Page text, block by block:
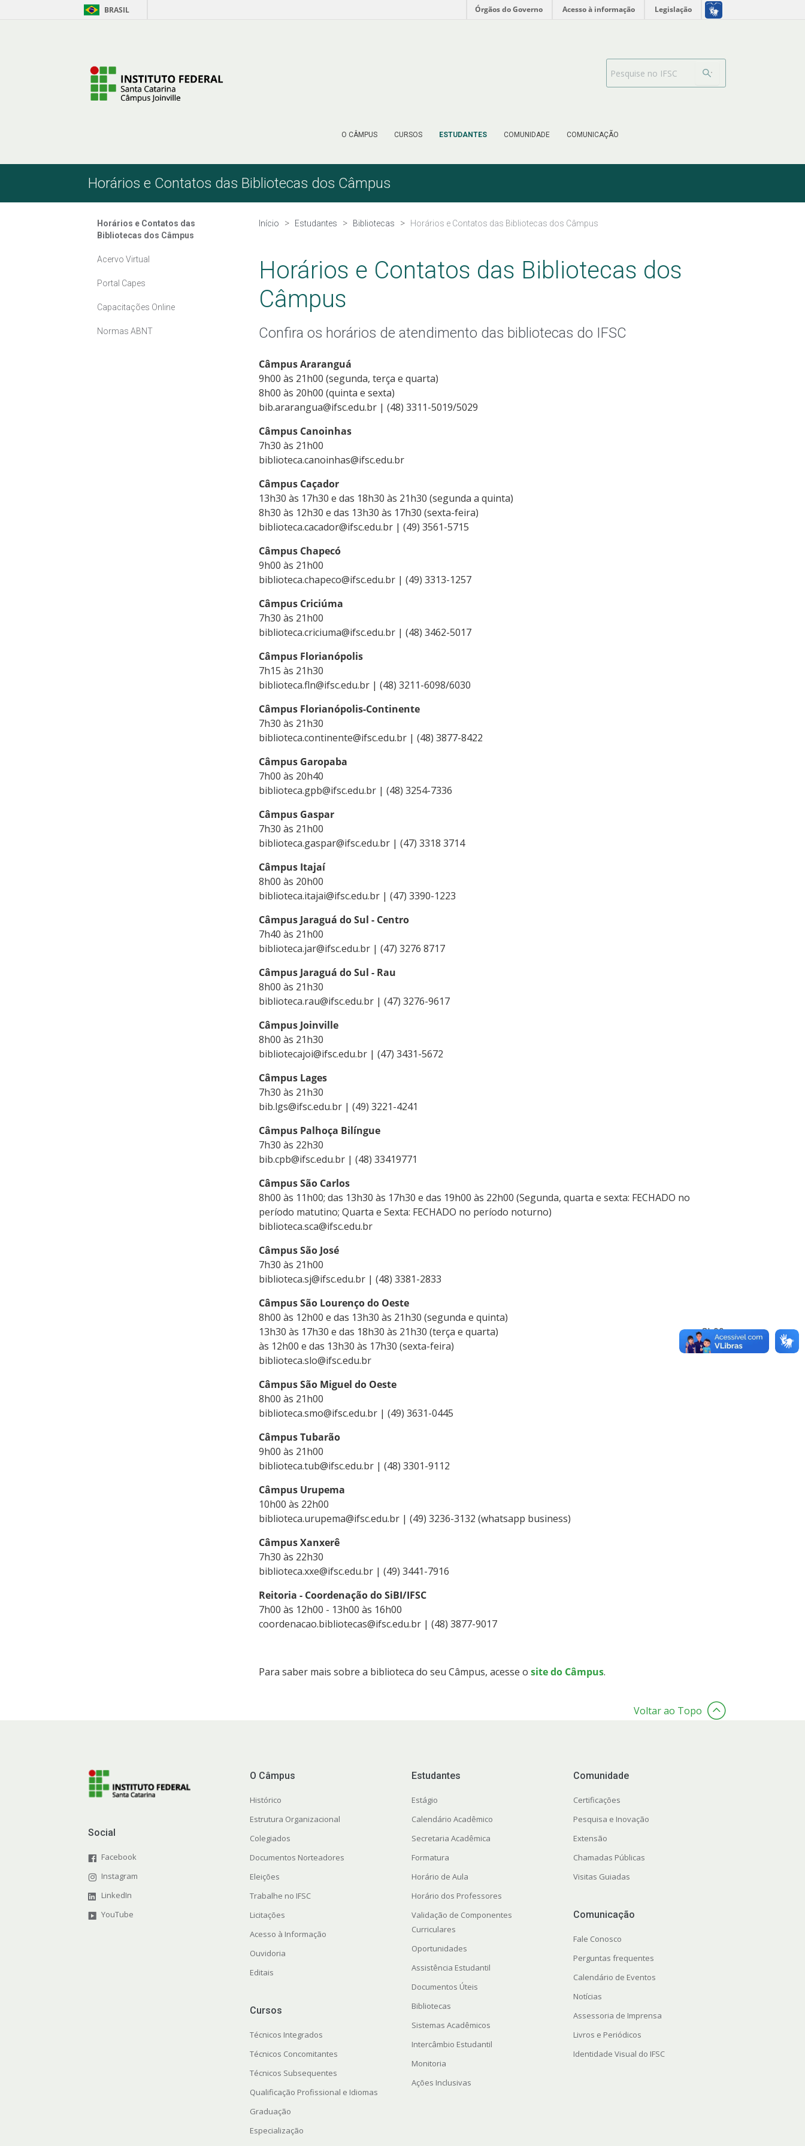
Pular para o Conteúdo BRASIL Órgãos do Governo Acesso à informação Legislação
O CÂMPUS CURSOS ESTUDANTES COMUNIDADE COMUNICAÇÃO
Barra de busca
Horários e Contatos das Bibliotecas dos Câmpus
Horários e Contatos das
Bibliotecas dos Câmpus
Acervo Virtual
Portal Capes
Capacitações Online
Normas ABNT
Início Estudantes Bibliotecas Horários e Contatos das Bibliotecas dos Câmpus
Horários e Contatos das Bibliotecas dos
Câmpus
Confira os horários de atendimento das bibliotecas do IFSC
Câmpus Araranguá
9h00 às 21h00 (segunda, terça e quarta)
8h00 às 20h00 (quinta e sexta)
bib.ararangua@ifsc.edu.br | (48) 3311-5019/5029
Câmpus Canoinhas
7h30 às 21h00
biblioteca.canoinhas@ifsc.edu.br
Câmpus Caçador
13h30 às 17h30 e das 18h30 às 21h30 (segunda a quinta)
8h30 às 12h30 e das 13h30 às 17h30 (sexta-feira)
biblioteca.cacador@ifsc.edu.br | (49) 3561-5715
Câmpus Chapecó
9h00 às 21h00
biblioteca.chapeco@ifsc.edu.br | (49) 3313-1257
Câmpus Criciúma
7h30 às 21h00
biblioteca.criciuma@ifsc.edu.br | (48) 3462-5017
Câmpus Florianópolis
7h15 às 21h30
biblioteca.fln@ifsc.edu.br | (48) 3211-6098/6030
Câmpus Florianópolis-Continente
7h30 às 21h30
biblioteca.continente@ifsc.edu.br | (48) 3877-8422
Câmpus Garopaba
7h00 às 20h40
biblioteca.gpb@ifsc.edu.br | (48) 3254-7336
Câmpus Gaspar
7h30 às 21h00
biblioteca.gaspar@ifsc.edu.br | (47) 3318 3714
Câmpus Itajaí
8h00 às 20h00
biblioteca.itajai@ifsc.edu.br | (47) 3390-1223
Câmpus Jaraguá do Sul - Centro
7h40 às 21h00
biblioteca.jar@ifsc.edu.br | (47) 3276 8717
Câmpus Jaraguá do Sul - Rau
8h00 às 21h30
biblioteca.rau@ifsc.edu.br | (47) 3276-9617
Câmpus Joinville
8h00 às 21h30
bibliotecajoi@ifsc.edu.br | (47) 3431-5672
Câmpus Lages
7h30 às 21h30
bib.lgs@ifsc.edu.br | (49) 3221-4241
Câmpus Palhoça Bilíngue
7h30 às 22h30
bib.cpb@ifsc.edu.br | (48) 33419771
Câmpus São Carlos
8h00 às 11h00; das 13h30 às 17h30 e das 19h00 às 22h00 (Segunda, quarta e sexta: FECHADO no
período matutino; Quarta e Sexta: FECHADO no período noturno)
biblioteca.sca@ifsc.edu.br
Câmpus São José
7h30 às 21h00
biblioteca.sj@ifsc.edu.br | (48) 3381-2833
Câmpus São Lourenço do Oeste
8h00 às 12h00 e das 13h30 às 21h30 (segunda e quinta)
13h30 às 17h30 e das 18h30 às 21h30 (terça e quarta) 8h00
às 12h00 e das 13h30 às 17h30 (sexta-feira)
biblioteca.slo@ifsc.edu.br
Câmpus São Miguel do Oeste
8h00 às 21h00
biblioteca.smo@ifsc.edu.br | (49) 3631-0445
Câmpus Tubarão
9h00 às 21h00
biblioteca.tub@ifsc.edu.br | (48) 3301-9112
Câmpus Urupema
10h00 às 22h00
biblioteca.urupema@ifsc.edu.br | (49) 3236-3132 (whatsapp business)
Câmpus Xanxerê
7h30 às 22h30
biblioteca.xxe@ifsc.edu.br | (49) 3441-7916
Reitoria - Coordenação do SiBI/IFSC
7h00 às 12h00 - 13h00 às 16h00
coordenacao.bibliotecas@ifsc.edu.br | (48) 3877-9017
Para saber mais sobre a biblioteca do seu Câmpus, acesse o site do Câmpus.
Voltar ao Topo
Social
Facebook
Instagram
LinkedIn
YouTube
O Câmpus
Histórico
Estrutura Organizacional
Colegiados
Documentos Norteadores
Eleições
Trabalhe no IFSC
Licitações
Acesso à Informação
Ouvidoria
Editais
Cursos
Técnicos Integrados
Técnicos Concomitantes
Técnicos Subsequentes
Qualificação Profissional e Idiomas
Graduação
Especialização
Estudantes
Estágio
Calendário Acadêmico
Secretaria Acadêmica
Formatura
Horário de Aula
Horário dos Professores
Validação de Componentes
Curriculares
Oportunidades
Assistência Estudantil
Documentos Úteis
Bibliotecas
Sistemas Acadêmicos
Intercâmbio Estudantil
Monitoria
Ações Inclusivas
Comunidade
Certificações
Pesquisa e Inovação
Extensão
Chamadas Públicas
Visitas Guiadas
Comunicação
Fale Conosco
Perguntas frequentes
Calendário de Eventos
Notícias
Assessoria de Imprensa
Livros e Periódicos
Identidade Visual do IFSC